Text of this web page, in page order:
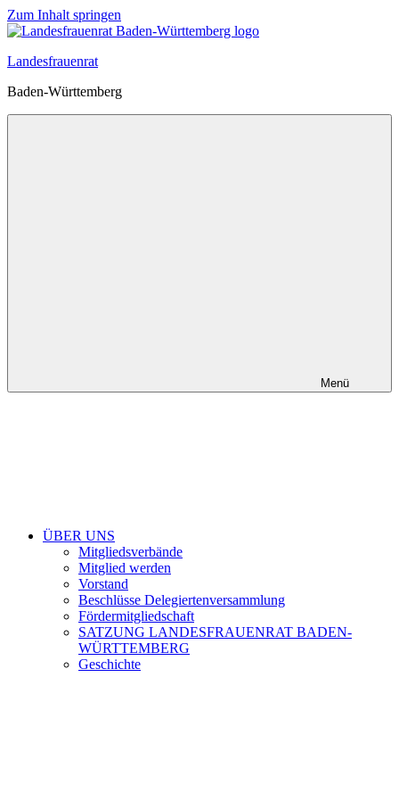
Zum Inhalt springen
Landesfrauenrat
Baden-Württemberg
Menü
ÜBER UNS
Mitgliedsverbände
Mitglied werden
Vorstand
Beschlüsse Delegiertenversammlung
Fördermitgliedschaft
SATZUNG LANDESFRAUENRAT BADEN-
WÜRTTEMBERG
Geschichte